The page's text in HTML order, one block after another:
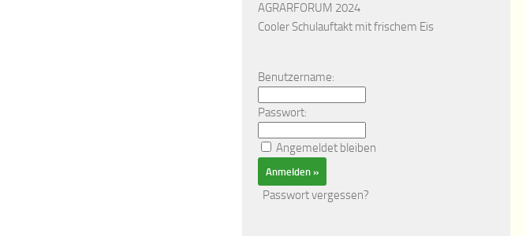
AGRARFORUM 2024
Cooler Schulauftakt mit frischem Eis
Benutzername:
Passwort:
Angemeldet bleiben
Passwort vergessen?